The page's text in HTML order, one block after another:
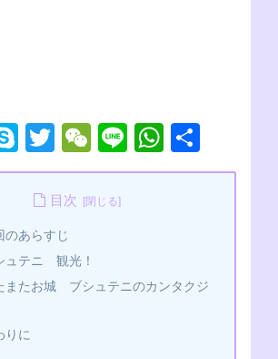
S
ky
p
e
T
wi
tt
er
W
e
C
Li
n
W
h
p
有
目次
のあらすじ
ュテニ 観光！
またお城 ブシュテニのカンタクジ
りに